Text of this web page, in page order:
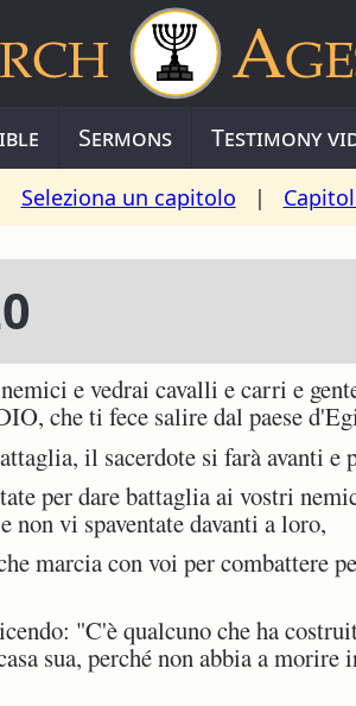
Sermons Testimony
Seleziona un capitolo |
e vedrai cavalli e carri e
che ti fece salire dal paese
il sacerdote si farà avanti e
per dare battaglia ai vostri
non vi spaventate davanti a loro,
marcia con voi per combattere
"C'è qualcuno che ha
sua, perché non abbia a